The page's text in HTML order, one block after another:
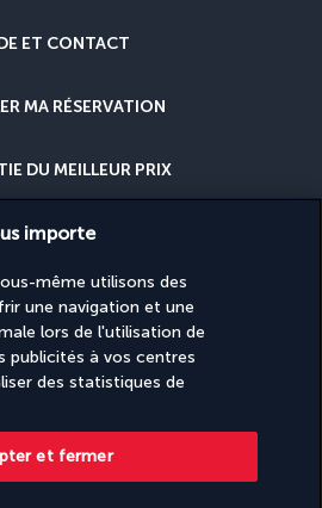
ET CONTACT
MA RÉSERVATION
DU MEILLEUR PRIX
ANNULATION
AVEC NOUS ?
en partenariat avec Turkish Airlines. Les
importe
même utilisons des
une navigation et une
lors de l'utilisation de
publicités à vos centres
des statistiques de
et fermer